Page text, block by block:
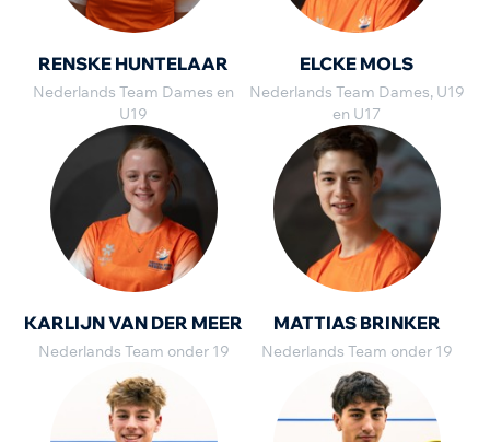
RENSKE HUNTELAAR
Nederlands Team Dames en
U19
ELCKE MOLS
Nederlands Team Dames, U19
en U17
KARLIJN VAN DER MEER
Nederlands Team onder 19
MATTIAS BRINKER
Nederlands Team onder 19